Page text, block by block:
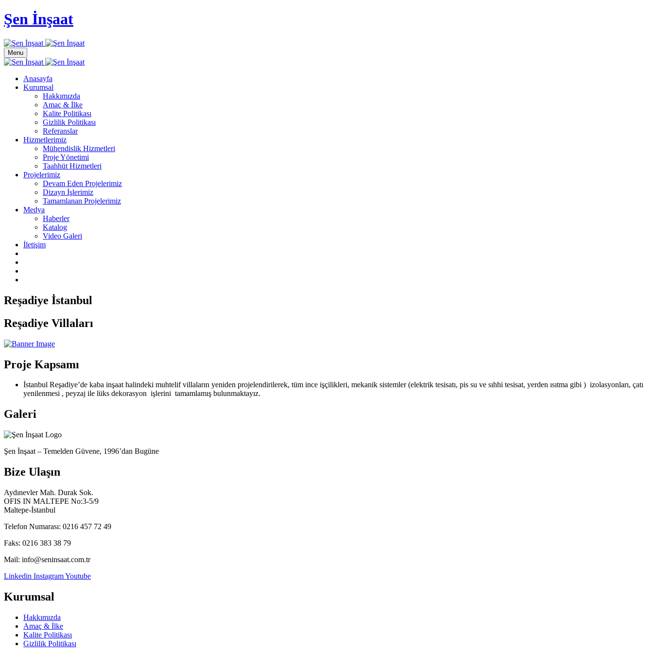
Şen İnşaat
Menu
Anasayfa
Kurumsal
Hakkımızda
Amaç & İlke
Kalite Politikası
Gizlilik Politikası
Referanslar
Hizmetlerimiz
Mühendislik Hizmetleri
Proje Yönetimi
Taahhüt Hizmetleri
Projelerimiz
Devam Eden Projelerimiz
Dizayn İşlerimiz
Tamamlanan Projelerimiz
Medya
Haberler
Katalog
Video Galeri
İletişim
Reşadiye İstanbul
Reşadiye Villaları
Proje Kapsamı
İstanbul Reşadiye’de kaba inşaat halindeki muhtelif villaların yeniden projelendirilerek, tüm ince işçilikleri, mekanik sistemler (elektrik tesisatı, pis su ve sıhhi tesisat, yerden ısıtma gibi ) izolasyonları, çatı
yenilenmesi , peyzaj ile lüks dekorasyon işlerini tamamlamış bulunmaktayız.
Galeri
Şen İnşaat – Temelden Güvene, 1996’dan Bugüne
Bize Ulaşın
Aydınevler Mah. Durak Sok.
OFIS IN MALTEPE No:3-5/9
Maltepe-İstanbul
Telefon Numarası: 0216 457 72 49
Faks: 0216 383 38 79
Mail: info@seninsaat.com.tr
Linkedin InstagramYoutube
Kurumsal
Hakkımızda
Amaç & İlke
Kalite Politikası
Gizlilik Politikası